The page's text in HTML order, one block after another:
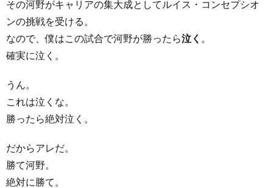
その河野がキャリアの集大成としてルイス・コンセプシオ
ンの挑戦を受ける。
なので、僕はこの試合で河野が勝ったら泣く
確実に泣く。
うん。
これは泣くな。
勝ったら絶対泣く。
だからアレだ。
勝て河野。
絶対に勝て。